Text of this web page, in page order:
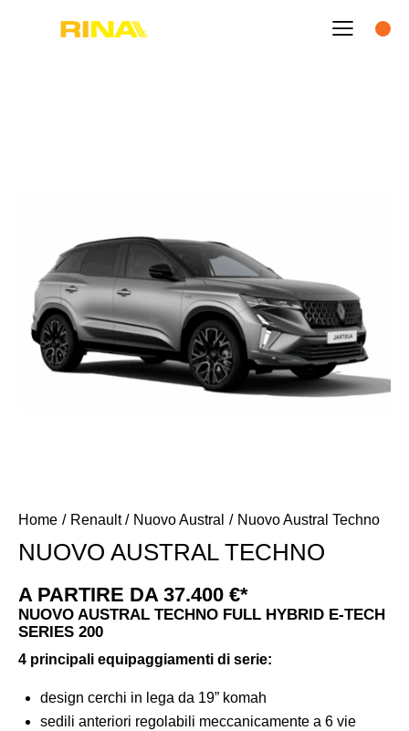
Home Renault Nuovo Austral Nuovo Austral Techno
NUOVO AUSTRAL TECHNO
A PARTIRE DA 37.400 €*
NUOVO AUSTRAL TECHNO FULL HYBRID E-TECH
SERIES 200
4 principali equipaggiamenti di serie:
design cerchi in lega da 19” komah
sedili anteriori regolabili meccanicamente a 6 vie